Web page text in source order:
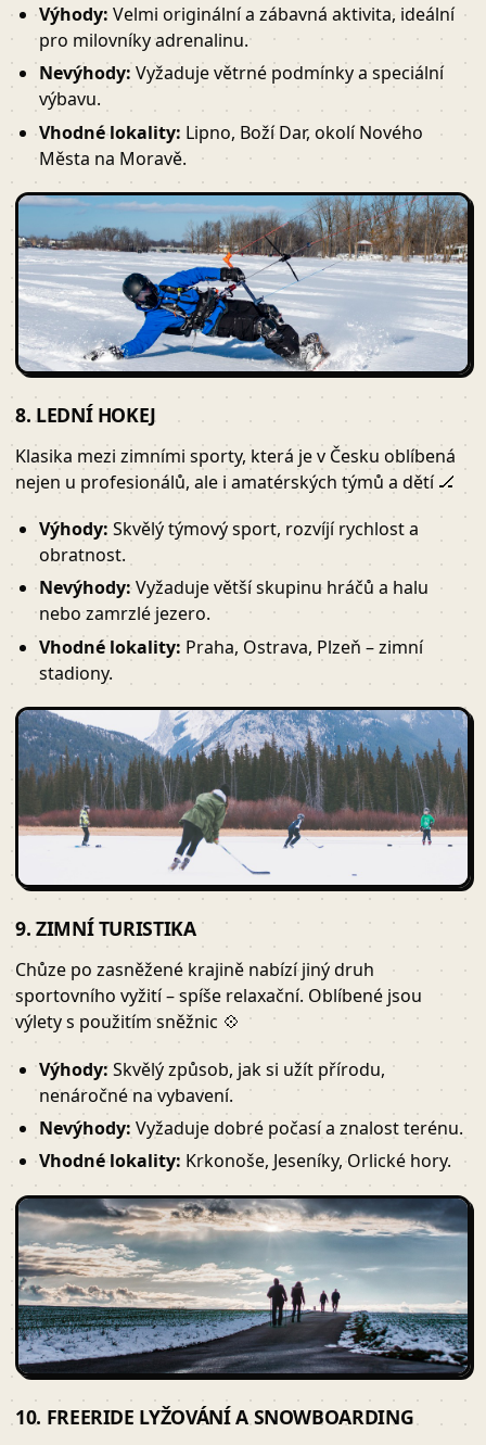
Výhody:Velmi originální a zábavná aktivita, ideální
pro milovníky adrenalinu.
Nevýhody: Vyžaduje větrné podmínky a speciální
výbavu.
Vhodné lokality: Lipno, Boží Dar, okolí Nového
Města na Moravě.
8. LEDNÍ HOKEJ
Klasika mezi zimními sporty, která je v Česku oblíbená
nejen u profesionálů, ale i amatérských týmů a dětí 🏒
Výhody: Skvělý týmový sport, rozvíjí rychlost a
obratnost.
Nevýhody:Vyžaduje větší skupinu hráčů a halu
nebo zamrzlé jezero.
Vhodné lokality: Praha, Ostrava, Plzeň – zimní
stadiony.
9. ZIMNÍ TURISTIKA
Chůze po zasněžené krajině nabízí jiný druh
sportovního vyžití – spíše relaxační. Oblíbené jsou
výlety s použitím sněžnic 💠
Výhody:Skvělý způsob, jak si užít přírodu,
nenáročné na vybavení.
Nevýhody: Vyžaduje dobré počasí a znalost terénu.
Vhodné lokality: Krkonoše, Jeseníky, Orlické hory.
10. FREERIDE LYŽOVÁNÍ A SNOWBOARDING